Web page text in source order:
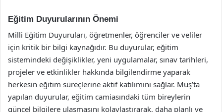
Eğitim Duyurularının Önemi
Milli Eğitim Duyuruları, öğretmenler, öğrenciler ve veliler
için kritik bir bilgi kaynağıdır. Bu duyurular, eğitim
sistemindeki değişiklikler, yeni uygulamalar, sınav tarihleri,
projeler ve etkinlikler hakkında bilgilendirme yaparak
herkesin eğitim süreçlerine aktif katılımını sağlar. Muş’ta
yapılan duyurular, eğitim camiasındaki tüm bireylerin
güncel bilgilere ulaşmasını kolaylaştırarak, daha planlı ve